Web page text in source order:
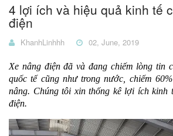
4 lợi ích và hiệu quả kinh tế
điện
KhanhLinhhh 02, June, 2019
Xe nâng điện đã và đang chiếm lòng tin
quốc tế cũng như trong nước, chiếm
nâng. Chúng tôi xin thống kê lợi ích kinh
điện.